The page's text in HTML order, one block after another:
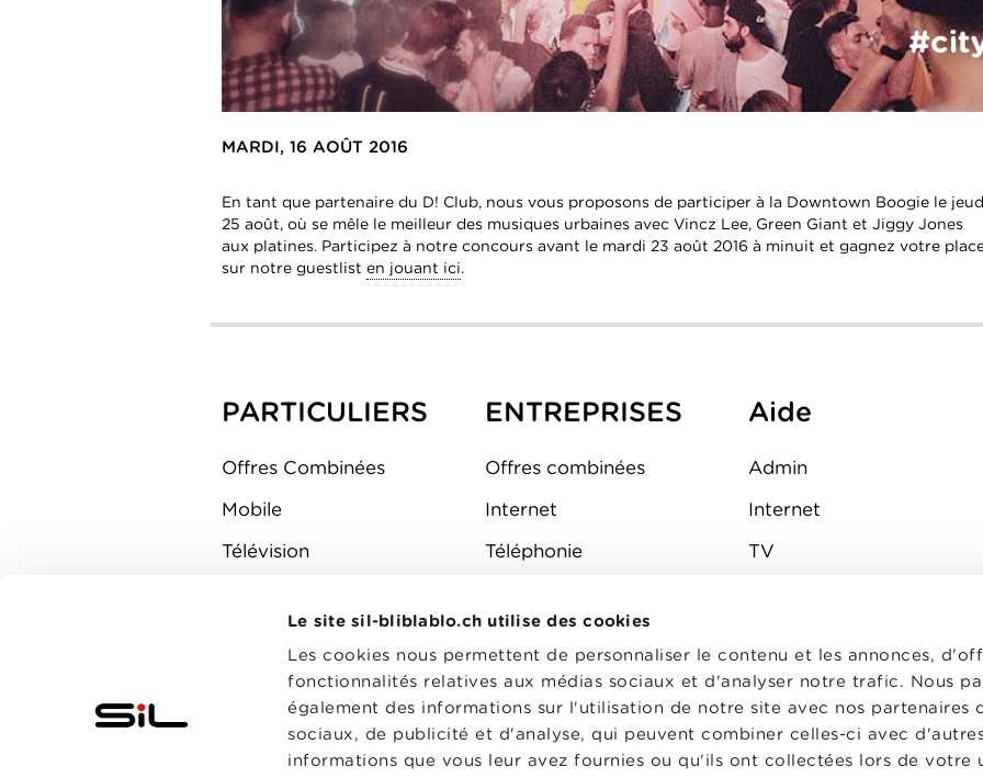
Le site sil-bliblablo.ch utilise des cookies
Les cookies nous permettent de personnaliser le contenu et les annonces,
fonctionnalités relatives aux médias sociaux et d'analyser notre trafic. Nous
également des informations sur l'utilisation de notre site avec nos partenaires
sociaux, de publicité et d'analyse, qui peuvent combiner celles-ci avec
informations que vous leur avez fournies ou qu'ils ont collectées lors de votre
MARDI, 16 AOÛT 2016
En tant que partenaire du D! Club, nous vous proposons de participer à la Downtown Boogie le
25 août, où se mêle le meilleur des musiques urbaines avec Vincz Lee, Green Giant et Jiggy Jones
aux platines. Participez à notre concours avant le mardi 23 août 2016 à minuit et gagnez votre
sur notre guestlist en jouant ici.
PARTICULIERS
Offres Combinées
Mobile
Télévision
ENTREPRISES
Offres combinées
Internet
Téléphonie
Aide
Admin
Internet
TV
Fibre
Sécurité
État du réseau